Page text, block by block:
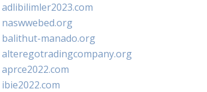
adlibilimler2023.com
naswwebed.org
balithut-manado.org
alteregotradingcompany.org
aprce2022.com
ibie2022.com